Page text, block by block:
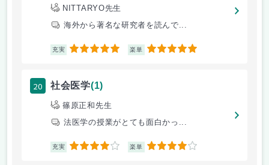
NITTARYO先生
海外から著名な研究者を読んで...
充実 5 楽単 5
20 社会医学(1)
篠原正和先生
法医学の授業がとても面白かっ...
充実 4 楽単 4